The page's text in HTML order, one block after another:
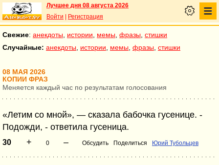
Лучшее дня 08 августа 2026
Войти
Регистрация
Свежие: анекдоты истории мемы фразы стишки
Случайные: анекдоты истории мемы фразы стишки
08 МАЯ 2026
КОПИИ ФРАЗ
Меняется каждый час по результатам голосования
«Летим со мной», — сказала бабочка гусенице. -
Подожди, - ответила гусеница.
30 + 0 – Обсудить Поделиться Юрий Тубольцев